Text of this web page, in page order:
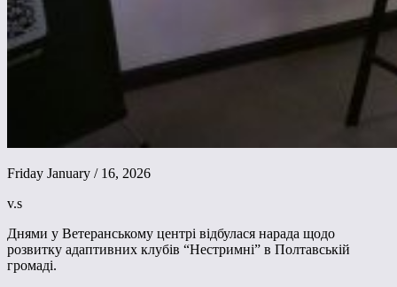
Friday January / 16, 2026
v.s
Днями у Ветеранському центрі відбулася нарада щодо
розвитку адаптивних клубів “Нестримні” в Полтавській
громаді.